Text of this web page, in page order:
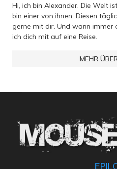
Hi, ich bin Alexander. Die Welt
bin einer von ihnen. Diesen
gerne mit dir. Und wann immer
ich dich mit auf eine Reise.
MEHR